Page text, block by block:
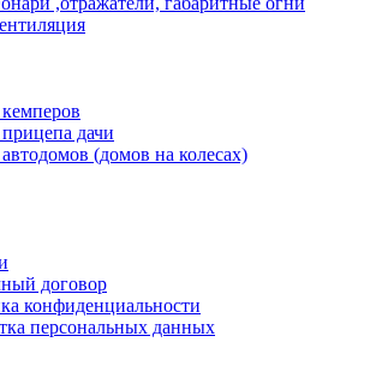
дачи
(домов на колесах)
договор
конфиденциальности
персональных данных